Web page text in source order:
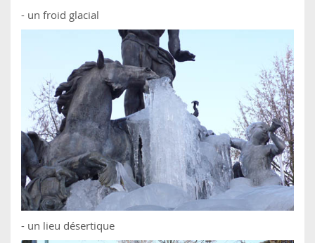
- un froid glacial
- un lieu désertique